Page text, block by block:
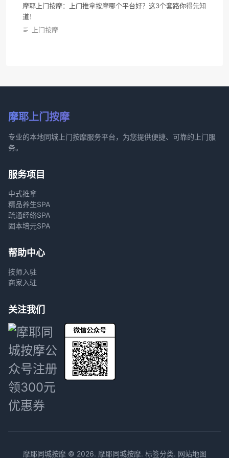
摩耶上门按摩：上门推拿按摩哪个平台好？这3个套路你得先知
道！
上门按摩
摩耶上门按摩
专业的本地同城上门按摩服务平台，为您提供便捷、可靠的上门服
务。
服务项目
中式推拿
精品养生SPA
疏通经络SPA
固本培元SPA
帮助中心
技师入驻
商家入驻
关注我们
摩耶同城按摩 © 2026. 摩耶同城按摩. 标签分类. 网站地图